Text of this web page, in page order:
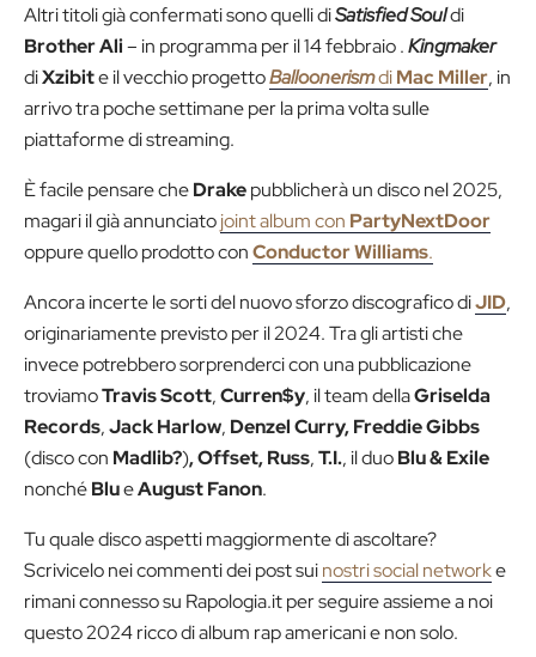
Altri titoli già confermati sono quelli diSatisfied Souldi
Brother Ali– in programma per il 14 febbraio .Kingmaker
diXzibite il vecchio progettoBalloonerismdiMac Miller, in
arrivo tra poche settimane per la prima volta sulle
piattaforme di streaming.
È facile pensare cheDrakepubblicherà un disco nel 2025,
magari il già annunciatojoint album con PartyNextDoor
oppure quello prodotto conConductor Williams.
Ancora incerte le sorti del nuovo sforzo discografico diJID,
originariamente previsto per il 2024. Tra gli artisti che
invece potrebbero sorprenderci con una pubblicazione
troviamoTravis Scott,Curren$y, il team dellaGriselda
Records,Jack Harlow, Denzel Curry, Freddie Gibbs
(disco con Madlib?), Offset, Russ,T.I., il duoBlu & Exile
nonchéBlueAugust Fanon.
Tu quale disco aspetti maggiormente di ascoltare?
Scrivicelo nei commenti dei post suinostri social networke
rimani connesso su Rapologia.it per seguire assieme a noi
questo 2024 ricco di album rap americani e non solo.